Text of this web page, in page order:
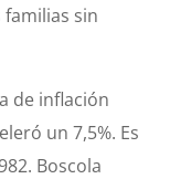
sin
de inflación
un 7,5%. Es
Boscola